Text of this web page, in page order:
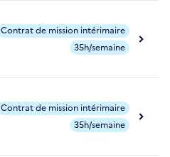
Contrat de mission intérimaire
35h/semaine
Contrat de mission intérimaire
35h/semaine